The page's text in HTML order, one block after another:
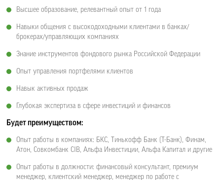
Высшее образование, релевантный опыт от 1 года
Навыки общения с высокодоходными клиентами в банках/
брокерах/управляющих компаниях
Знание инструментов фондового рынка Российской Федерации
Опыт управления портфелями клиентов
Навык активных продаж
Глубокая экспертиза в сфере инвестиций и финансов
Будет преимуществом:
Опыт работы в компаниях: БКС, Тинькофф Банк (T-Банк), Финам,
Атон, Совкомбанк CIB, Альфа Инвестиции, Альфа Капитал и другие
Опыт работы в должности: финансовый консультант, премиум
менеджер, клиентский менеджер, менеджер по работе с